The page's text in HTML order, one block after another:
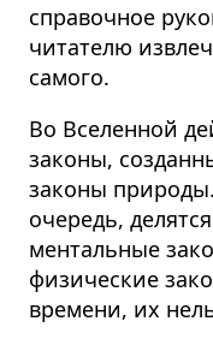
справочное
читателю
самого.
Во Вселенной
законы,
законы
очередь,
ментальные
физические
времени, их